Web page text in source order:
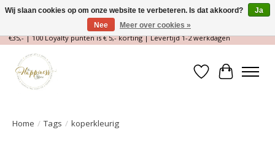
Magische Conceptstore, Edelstenen & Spirituele winkel | Gratis verzending >
€35,- | 100 Loyalty punten is € 5,- korting | Levertijd 1-2 werkdagen
Verlanglijst
Home / Tags / koperkleurig
Wij slaan cookies op om onze website te verbeteren. Is dat akkoord?
Ja
Nee
Meer over cookies »